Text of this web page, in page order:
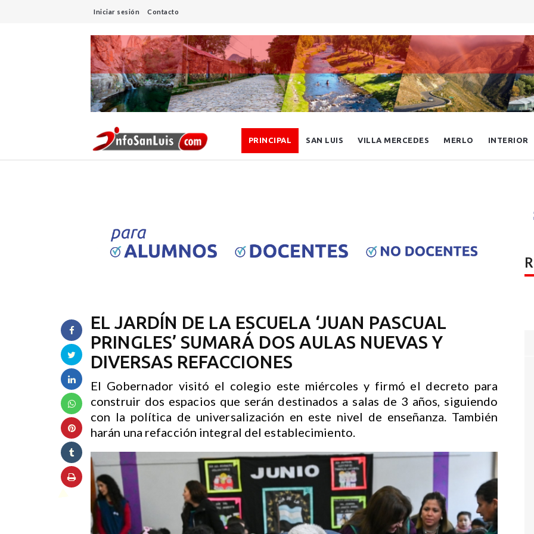
Iniciar sesión Contacto
PRINCIPAL SAN LUIS VILLA MERCEDES MERLO INTERIOR
EL JARDÍN DE LA ESCUELA ‘JUAN PASCUAL
PRINGLES’ SUMARÁ DOS AULAS NUEVAS Y
DIVERSAS REFACCIONES
El Gobernador visitó el colegio este miércoles y firmó el decreto para
construir dos espacios que serán destinados a salas de 3 años, siguiendo
con la política de universalización en este nivel de enseñanza. También
harán una refacción integral del establecimiento.